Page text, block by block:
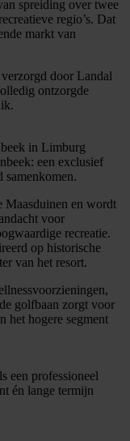
spreiding over twee
regio’s. Dat
markt van
door Landal
ontzorgde
in Limburg
een exclusief
samenkomen.
Maasduinen en wordt
voor
recreatie.
op historische
van het resort.
golfbaan zorgt voor
het hogere segment
een professioneel
én lange termijn